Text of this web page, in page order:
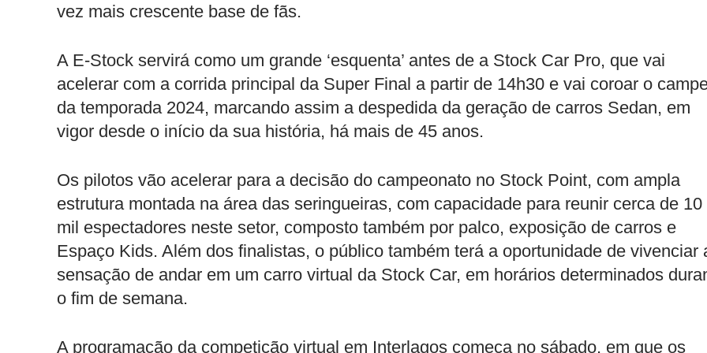
vez mais crescente base de fãs.
A E-Stock servirá como um grande ‘esquenta’ antes de a Stock Car Pro, que vai
acelerar com a corrida principal da Super Final a partir de 14h30 e vai coroar o
da temporada 2024, marcando assim a despedida da geração de carros Sedan, em
vigor desde o início da sua história, há mais de 45 anos.
Os pilotos vão acelerar para a decisão do campeonato no Stock Point, com ampla
estrutura montada na área das seringueiras, com capacidade para reunir cerca de 10
mil espectadores neste setor, composto também por palco, exposição de carros e
Espaço Kids. Além dos finalistas, o público também terá a oportunidade de vivenciar
sensação de andar em um carro virtual da Stock Car, em horários determinados
o fim de semana.
A programação da competição virtual em Interlagos começa no sábado, em que os